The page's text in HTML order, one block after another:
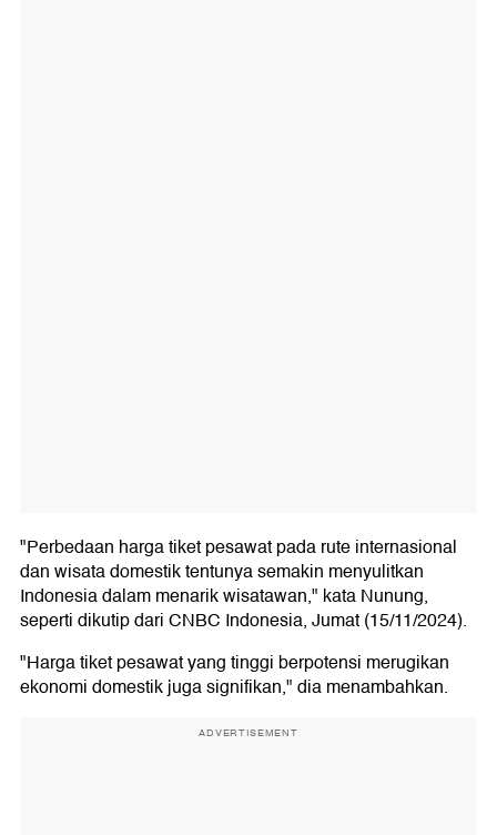
"Perbedaan harga tiket pesawat pada rute internasional
dan wisata domestik tentunya semakin menyulitkan
Indonesia dalam menarik wisatawan," kata Nunung,
seperti dikutip dari CNBC Indonesia, Jumat (15/11/2024).
"Harga tiket pesawat yang tinggi berpotensi merugikan
ekonomi domestik juga signifikan," dia menambahkan.
ADVERTISEMENT